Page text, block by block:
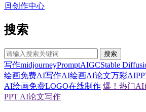
创作中心
搜索
搜索
写作midjourneyPromptAIGCStable
绘画免费AI写作AI绘画AI论文万彩AI
AI绘画免费LOGO在线制作 爆！热门AI
PPT AI论文写作